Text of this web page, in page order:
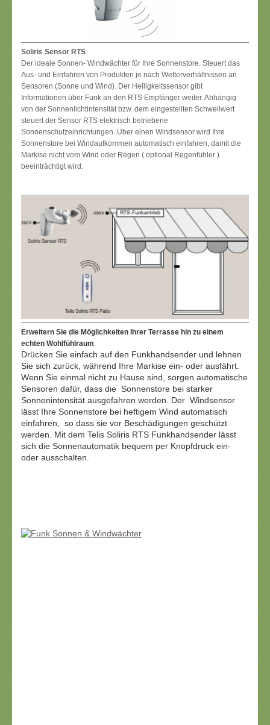
Soliris Sensor RTS
Der ideale Sonnen- Windwächter für Ihre Sonnenstore. Steuert das
Aus- und Einfahren von Produkten je nach Wetterverhältnissen an
Sensoren (Sonne und Wind). Der Helligkeitssensor gibt
Informationen über Funk an den RTS Empfänger weiter. Abhängig
von der Sonnenlichtintensität bzw. dem eingestellten Schwellwert
steuert der Sensor RTS elektrisch betriebene
Sonnenschutzeinrichtungen. Über einen Windsensor wird Ihre
Sonnenstore bei Windaufkommen automatisch einfahren, damit die
Markise nicht vom Wind oder Regen ( optional Regenfühler )
beeinträchtigt wird.
Erweitern Sie die Möglichkeiten Ihrer Terrasse hin zu einem
echten Wohlfühlraum.
Drücken Sie einfach auf den Funkhandsender und lehnen
Sie sich zurück, während Ihre Markise ein- oder ausfährt.
Wenn Sie einmal nicht zu Hause sind, sorgen automatische
Sensoren dafür, dass die Sonnenstore bei starker
Sonnenintensität ausgefahren werden. Der Windsensor
lässt Ihre Sonnenstore bei heftigem Wind automatisch
einfahren, so dass sie vor Beschädigungen geschützt
werden. Mit dem Telis Soliris RTS Funkhandsender lässt
sich die Sonnenautomatik bequem per Knopfdruck ein-
oder ausschalten.